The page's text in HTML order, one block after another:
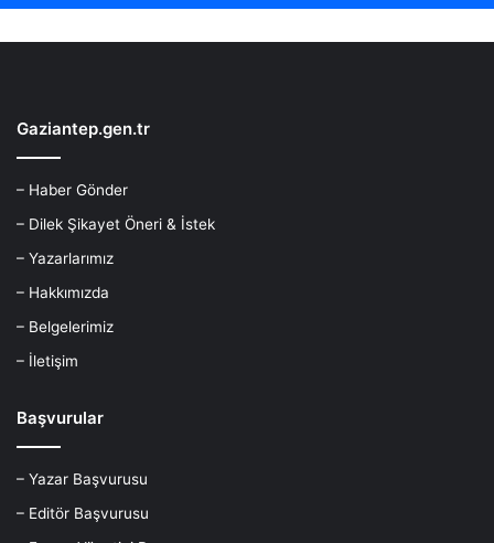
Gaziantep.gen.tr
– Haber Gönder
– Dilek Şikayet Öneri & İstek
– Yazarlarımız
– Hakkımızda
– Belgelerimiz
– İletişim
Başvurular
– Yazar Başvurusu
– Editör Başvurusu